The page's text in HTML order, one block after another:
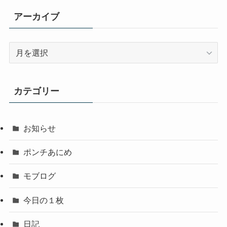
アーカイブ
ブ
カテゴリー
お知らせ
ポンチあにめ
モブログ
今日の１枚
日記